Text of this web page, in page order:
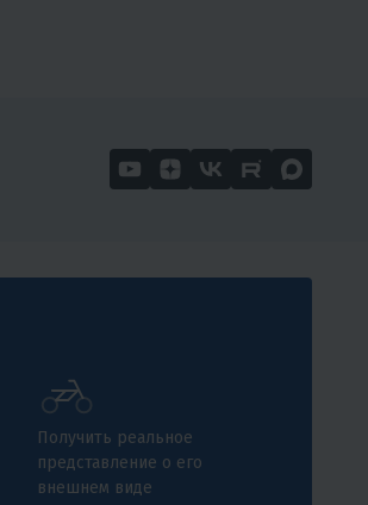
Получить реальное
представление о его
внешнем виде